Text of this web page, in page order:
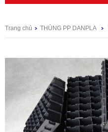
Trang chủ THÙNG PP DANPLA